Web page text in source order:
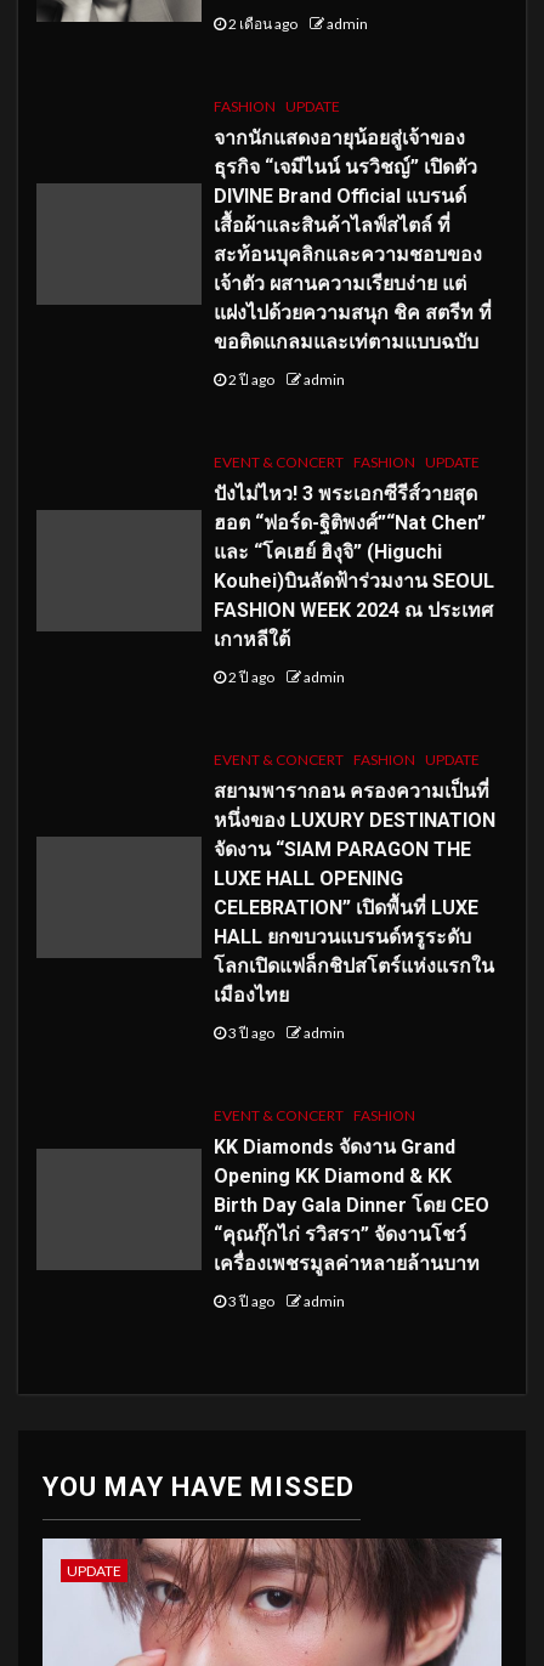
2 เดือน ago admin
FASHION UPDATE
จากนักแสดงอายุน้อยสู่เจ้าของ
ธุรกิจ “เจมีไนน์ นรวิชญ์” เปิดตัว
DIVINE Brand Official แบรนด์
เสื้อผ้าและสินค้าไลฟ์สไตล์ ที่
สะท้อนบุคลิกและความชอบของ
เจ้าตัว ผสานความเรียบง่าย แต่
แฝงไปด้วยความสนุก ชิค สตรีท ที่
ขอติดแกลมและเท่ตามแบบฉบับ
2 ปี ago admin
EVENT & CONCERT FASHION UPDATE
ปังไม่ไหว! 3 พระเอกซีรีส์วายสุด
ฮอต “ฟอร์ด-ฐิติพงศ์”“Nat Chen”
และ “โคเฮย์ ฮิงุจิ” (Higuchi
Kouhei)บินลัดฟ้าร่วมงาน SEOUL
FASHION WEEK 2024 ณ ประเทศ
เกาหลีใต้
2 ปี ago admin
EVENT & CONCERT FASHION UPDATE
สยามพารากอน ครองความเป็นที่
หนึ่งของ LUXURY DESTINATION
จัดงาน “SIAM PARAGON THE
LUXE HALL OPENING
CELEBRATION” เปิดพื้นที่ LUXE
HALL ยกขบวนแบรนด์หรูระดับ
โลกเปิดแฟล็กชิปสโตร์แห่งแรกใน
เมืองไทย
3 ปี ago admin
EVENT & CONCERT FASHION
KK Diamonds จัดงาน Grand
Opening KK Diamond & KK
Birth Day Gala Dinner โดย CEO
“คุณกุ๊กไก่ รวิสรา” จัดงานโชว์
เครื่องเพชรมูลค่าหลายล้านบาท
3 ปี ago admin
YOU MAY HAVE MISSED
UPDATE